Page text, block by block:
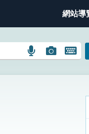
網站導
語
搜
圖
搜
開
鍵